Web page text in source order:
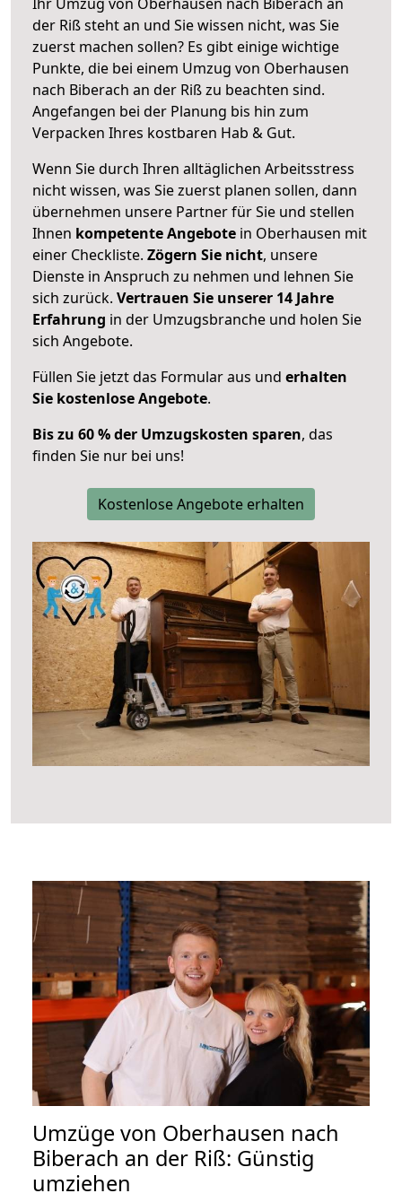
der Riß steht an und Sie wissen nicht, was Sie
zuerst machen sollen? Es gibt einige wichtige
Punkte, die bei einem Umzug von Oberhausen
nach Biberach an der Riß zu beachten sind.
Angefangen bei der Planung bis hin zum
Verpacken Ihres kostbaren Hab & Gut.
Wenn Sie durch Ihren alltäglichen Arbeitsstress
nicht wissen, was Sie zuerst planen sollen, dann
übernehmen unsere Partner für Sie und stellen
Ihnen kompetente Angebote in Oberhausen mit
einer Checkliste. Zögern Sie nicht, unsere
Dienste in Anspruch zu nehmen und lehnen Sie
sich zurück. Vertrauen Sie unserer 14 Jahre
Erfahrung in der Umzugsbranche und holen Sie
sich Angebote.
Füllen Sie jetzt das Formular aus und erhalten
Sie kostenlose Angebote.
Bis zu 60 % der Umzugskosten sparen, das
finden Sie nur bei uns!
Kostenlose Angebote erhalten
Umzüge von Oberhausen nach
Biberach an der Riß: Günstig
umziehen